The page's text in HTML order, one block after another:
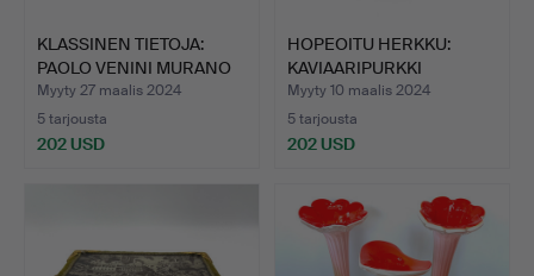
KLASSINEN TIETOJA:
PAOLO VENINI MURANO
MAL…
Myyty 27 maalis 2024
5 tarjousta
202 USD
HOPEOITU HERKKU:
KAVIAARIPURKKI
LASIHIENOV…
Myyty 10 maalis 2024
5 tarjousta
202 USD